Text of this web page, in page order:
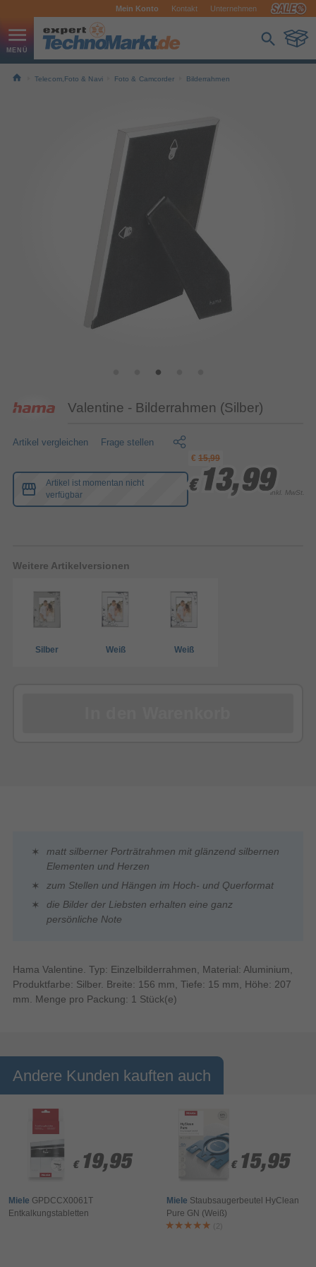
Mein Konto Kontakt Unternehmen
Telecom,Foto & Navi Foto & Camcorder Bilderrahmen
Valentine - Bilderrahmen (Silber)
Artikel vergleichen Frage stellen
Artikel ist momentan nicht
verfügbar
€15,99
€ 13,99
€ 13,99
€ 13,99inkl. MwSt.
Weitere Artikelversionen
Silber Weiß Weiß
matt silberner Porträtrahmen mit glänzend silbernen
Elementen und Herzen
zum Stellen und Hängen im Hoch- und Querformat
die Bilder der Liebsten erhalten eine ganz
persönliche Note
Hama Valentine. Typ: Einzelbilderrahmen, Material: Aluminium,
Produktfarbe: Silber. Breite: 156 mm, Tiefe: 15 mm, Höhe: 207
mm. Menge pro Packung: 1 Stück(e)
Andere Kunden kauften auch
€ 19,95
€ 19,95
Miele GPDCCX0061T
Entkalkungstabletten
€ 15,95
€ 15,95
Miele Staubsaugerbeutel HyClean
Pure GN (Weiß)
(2)